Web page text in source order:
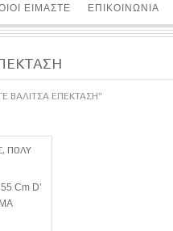
ΕΙΜΑΣΤΕ ΕΠΙΚΟΙΝΩΝΙΑ
ΒΑΛΙΤΣΑ ΕΠΕΚΤΑΣΗ”
Cm D’